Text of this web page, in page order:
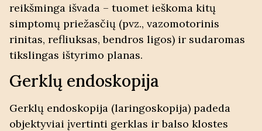
reikšminga išvada – tuomet ieškoma kitų
simptomų priežasčių (pvz., vazomotorinis
rinitas, refliuksas, bendros ligos) ir sudaromas
tikslingas ištyrimo planas.
Gerklų endoskopija
Gerklų endoskopija (laringoskopija) padeda
objektyviai įvertinti gerklas ir balso klostes